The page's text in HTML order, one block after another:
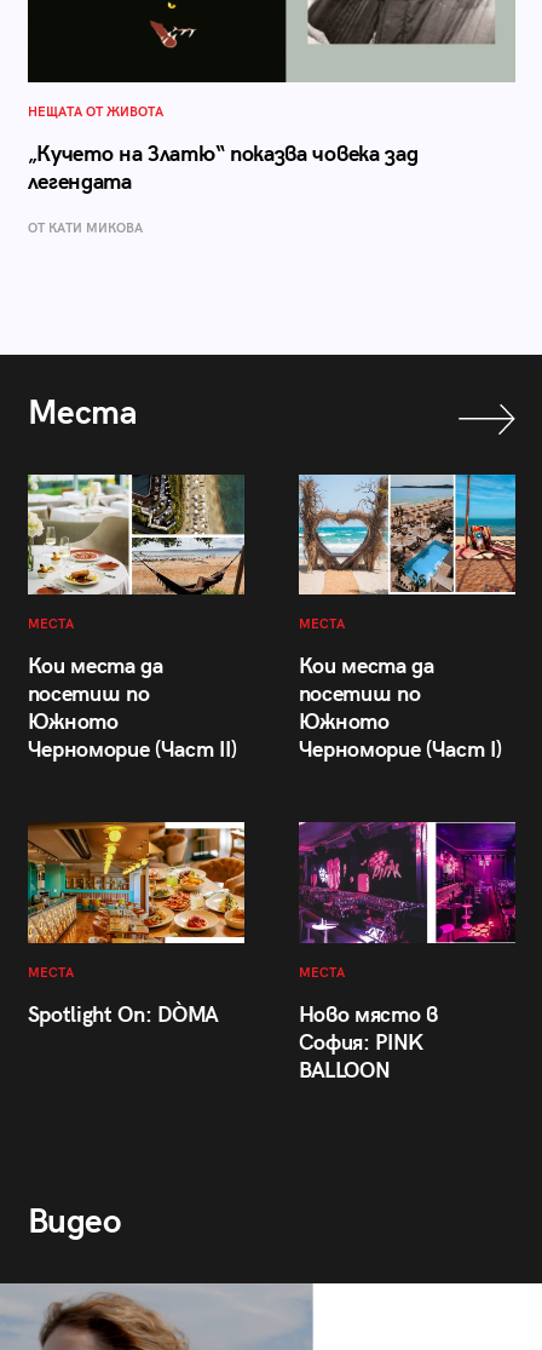
НЕЩАТА ОТ ЖИВОТА
„Кучето на Златю“ показва човека зад
легендата
ОТ КАТИ МИКОВА
Места
МЕСТА
Кои места да
посетиш по
Южното
Черноморие (Част II)
МЕСТА
Кои места да
посетиш по
Южното
Черноморие (Част I)
МЕСТА
Spotlight On: DÒMA
МЕСТА
Ново място в
София: PINK
BALLOON
Видео